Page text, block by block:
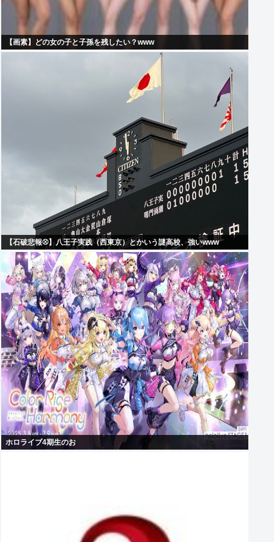
【画素】どの女の子と子孫を残したい？www
【石破悲報⚾】八王子実践（西東京）とかいう謎高校、強いwww
ホロライブ4期生のお